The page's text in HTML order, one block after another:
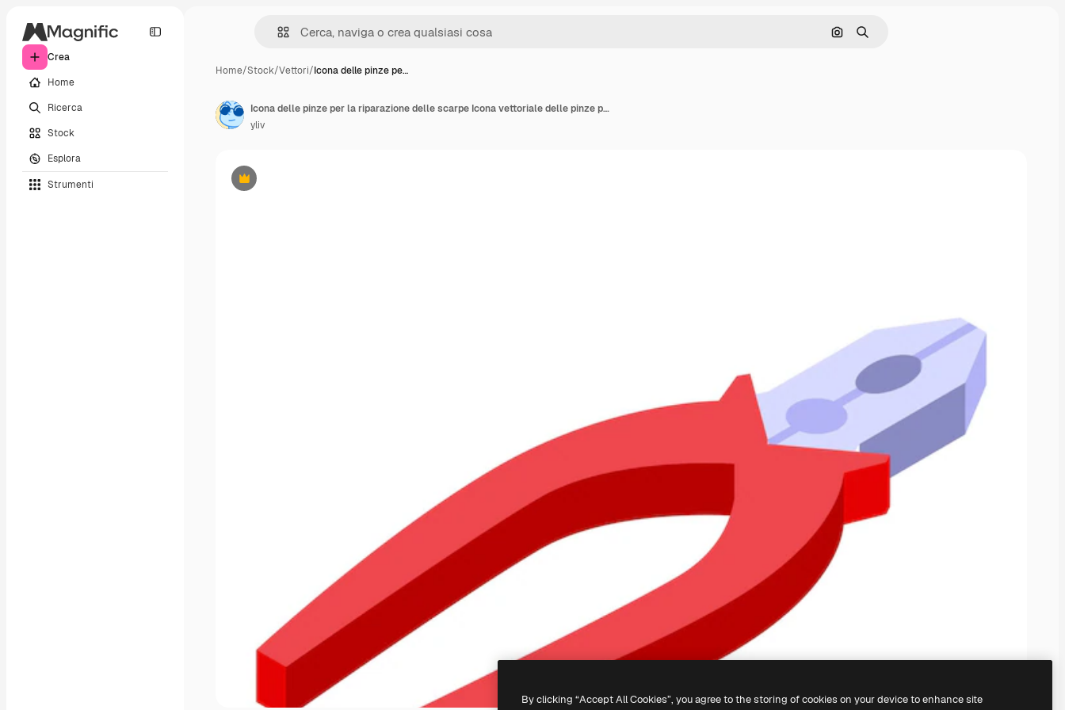
Crea
Home
Ricerca
Stock
Esplora
Strumenti
Cerca per immagine
Ricerca
Home/Stock/Vettori/Icona delle pinze pe…
Premium
Icona delle pinze per la riparazione delle scarpe Icona vettoriale delle pinze per la riparazione delle scarpe isometrica per il web design isolato su sfondo bianco
yliv
By clicking “Accept All Cookies”, you agree to the storing of cookies on your device to enhance site